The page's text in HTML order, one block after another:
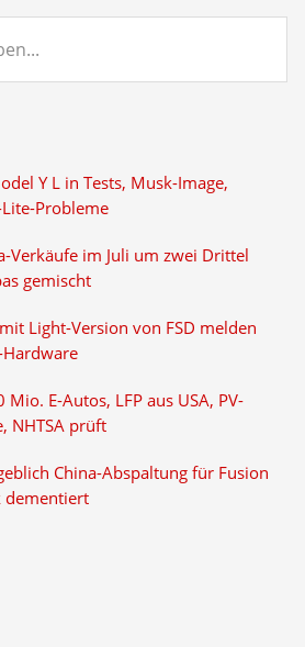
Y L in Tests, Musk-Image,
Probleme
Verkäufe im Juli um zwei Drittel
gemischt
Light-Version von FSD melden
E-Autos, LFP aus USA, PV-
NHTSA prüft
China-Abspaltung für Fusion
dementiert